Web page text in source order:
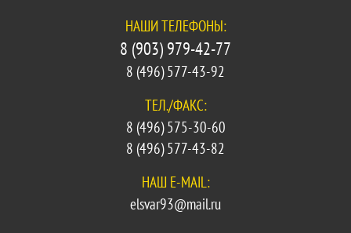
НАШИ ТЕЛЕФОНЫ:
8 (903) 979-42-77
8 (496) 577-43-92
ТЕЛ./ФАКС:
8 (496) 575-30-60
8 (496) 577-43-82
НАШ E-MAIL:
elsvar93@mail.ru